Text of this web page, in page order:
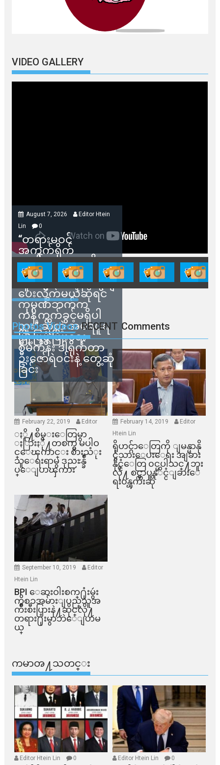
VIDEO GALLERY
August 7, 2026
Editor Htein
Lin
0
“တရားမဝင်
အကွက်ရိုက်
ရောင်းချမှုတွေကို
သက်ဆိုင်ရာတာဝန်ရှိ
သူတွေက ဂရန်တွေချ
ပေးလိုက်မယ်ဆိုရင်
ကုမ္ပဏီဘက်က
ကန့်ကွက်ခွင့်မရှိပါ
ဘူး” ဆိုတဲ့ အမရပူရ
မြို့ပြဖွံ့ဖြိုးရေး
စီမံကိန်း ဒါရိုက်တာ
ဦးဇော်ရဲဝင်းနဲ့ တွေ့ဆုံ
ခြင်း
Photos Videos RECENT Comments
February 22, 2019 Editor
ႏို႔စိမ္းေတြမွာ
ႏြားႏို႔တစက္မွ မပါဝ
င္ေၾကာင္း စားသံုး
သူေရးရာမွ ဒုညႊန္ခ်ဳ
ပ္ေျပာၾကား
February 14, 2019
Editor
Htein Lin
ရိုဟင္ဂ်ာေတြကို ျမန္မာနို
င္ငံသားေပးေရး အျခား
နိုင္ငံေတြ ၀င္မပါသင္႔ဘူး
လို႔ စင္ကာပူနုိင္ငံျခားေ
ရး၀န္ၾကီးဆို
September 10, 2019
Editor
Htein Lin
BPI ​ေဆးဝါးစက္​႐ုံးမွဴး
ကိစၥအမ်ားျပည္​သူအ
က်ိဳးစီးပြားနဲ႔ဆိုင္​လို႔
တရား႐ုံးမွာဘဲေျပာမ
ယ္​
ကမာၻ႔သတင္း
Editor Htein Lin 0 Editor Htein Lin 0